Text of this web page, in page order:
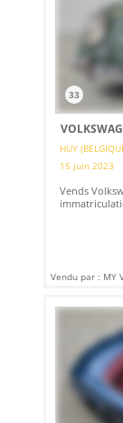
33
HUY
15 juin 2023
Vends
Vendu par : MY